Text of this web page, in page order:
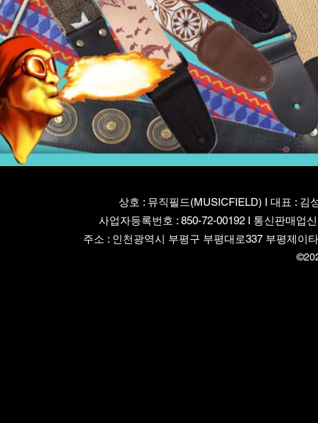
상호 : 뮤직필드(MUSICFIELD) I 대표 : 김
사업자등록번호 : 850-72-00192 I 통신판매업
주소 : 인천광역시 부평구 부평대로337 부평제이